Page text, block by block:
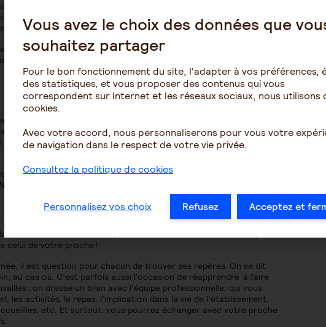
en vue de prendre en compte l’importance de ces
des solutions, qui peuvent être complémentaires à l’accueil de
pour vous orienter vers d’autres types d’accompagnement).
de vie, la cuisine, la bibliothèque, les lieux d’activités ; cela va
que votre proche va pouvoir passer, de voir sa réaction vis-
la personne que vous accompagnez. Que cet accueil prenne sens
le vôtre. C’est pour cela qu’une journée dite « d’adaptation » va
deux, faire consensus, sans quoi, la relation avec votre proche
à l’idée de quitter le domicile et votre présence, un travail
pas à les interpeller sur ce sujet.
près si l’accueil de votre proche est possible. Tant de votre point
celui de votre proche !
il est question pour chacun de trouver ses repères. On se dit
au cas où. C’est parfois aussi l’occasion de réapprendre à faire
: on dresse un bilan avec l’équipe professionnelle, qui vous
les activités, le repas, l’implication dans la vie de l’établissement,
etc. Et surtout, vous pourrez échanger avec votre proche
Vous avez le choix des données que
souhaitez partager
Pour le bon fonctionnement du site, l'adapter à vos préférences,
des statistiques, et vous proposer des contenus qui vous
correspondent sur Internet et les réseaux sociaux, nous utilisons
cookies.
Avec votre accord, nous personnaliserons pour vous votre
de navigation dans le respect de votre vie privée.
Consultez la politique de cookies
Personnalisez vos choix Refusez Acceptez et